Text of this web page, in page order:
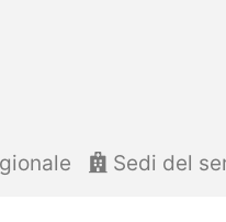
Sedi del